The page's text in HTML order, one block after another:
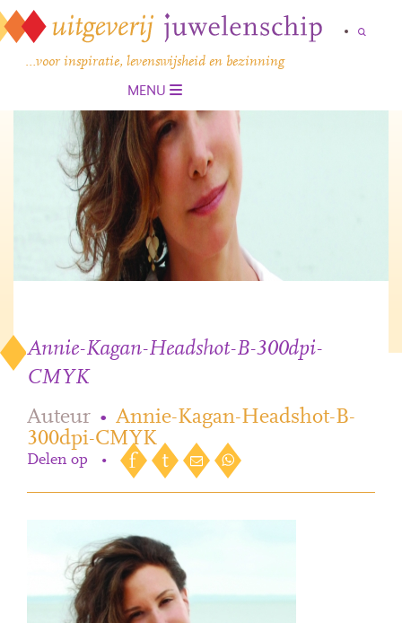
…voor inspiratie, levenswijsheid en bezinning
MENU
Annie-Kagan-Headshot-B-300dpi-
CMYK
Auteur • Annie-Kagan-Headshot-B-
300dpi-CMYK
Delen op •